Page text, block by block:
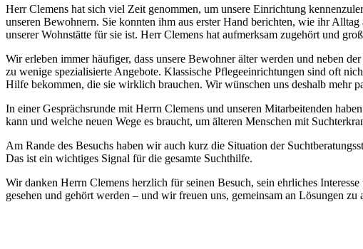
Herr Clemens hat sich viel Zeit genommen, um unsere Einrichtung
unseren Bewohnern. Sie konnten ihm aus erster Hand berichten, wie ihr
unserer Wohnstätte für sie ist. Herr Clemens hat aufmerksam zugehört und
Wir erleben immer häufiger, dass unsere Bewohner älter werden und neben
zu wenige spezialisierte Angebote. Klassische Pflegeeinrichtungen sind oft
Hilfe bekommen, die sie wirklich brauchen. Wir wünschen uns deshalb mehr
In einer Gesprächsrunde mit Herrn Clemens und unseren Mitarbeitenden
kann und welche neuen Wege es braucht, um älteren Menschen mit
Am Rande des Besuchs haben wir auch kurz die Situation der
Das ist ein wichtiges Signal für die gesamte Suchthilfe.
Wir danken Herrn Clemens herzlich für seinen Besuch, sein ehrliches
gesehen und gehört werden – und wir freuen uns, gemeinsam an Lösungen zu